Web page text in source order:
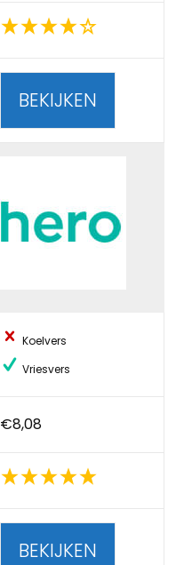
BEKIJKEN
Koelvers
Vriesvers
€8,08
BEKIJKEN